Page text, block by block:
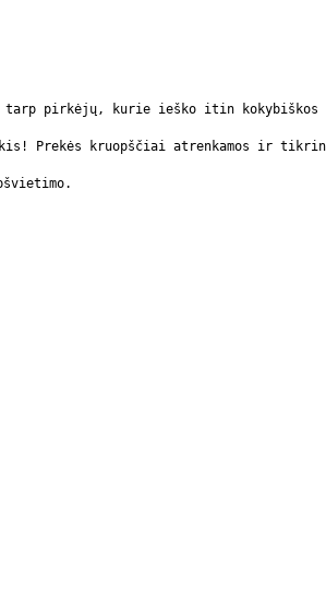
pirkėjų, kurie ieško itin kokybiškos
Prekės kruopščiai atrenkamos ir